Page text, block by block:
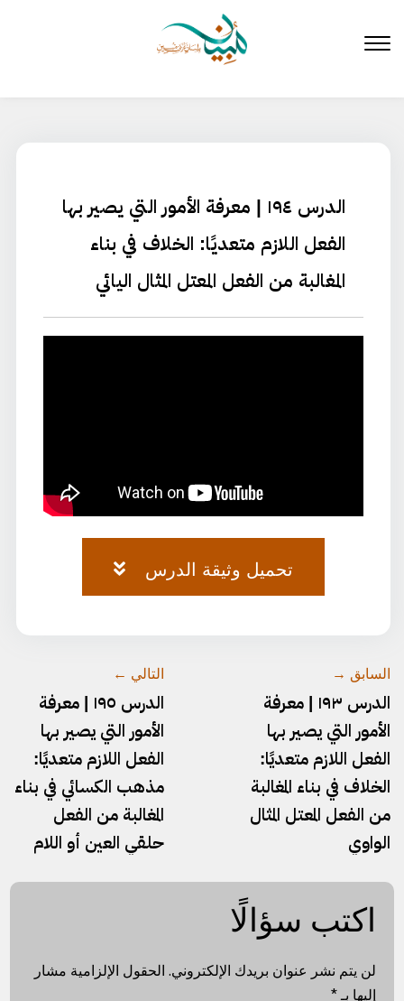
المحتوى
الدرس ١٩٤ | معرفة الأمور التي يصير بها
الفعل اللازم متعديًا: الخلاف في بناء
المغالبة من الفعل المعتل المثال اليائي
تحميل وثيقة الدرس
السابق →
الدرس ١٩٣ | معرفة
الأمور التي يصير بها
الفعل اللازم متعديًا:
الخلاف في بناء المغالبة
من الفعل المعتل المثال
الواوي
التالي ←
الدرس ١٩٥ | معرفة
الأمور التي يصير بها
الفعل اللازم متعديًا:
مذهب الكسائي في بناء
المغالبة من الفعل
حلقي العين أو اللام
اكتب سؤالًا
لن يتم نشر عنوان بريدك الإلكتروني. الحقول الإلزامية مشار
إليها بـ*